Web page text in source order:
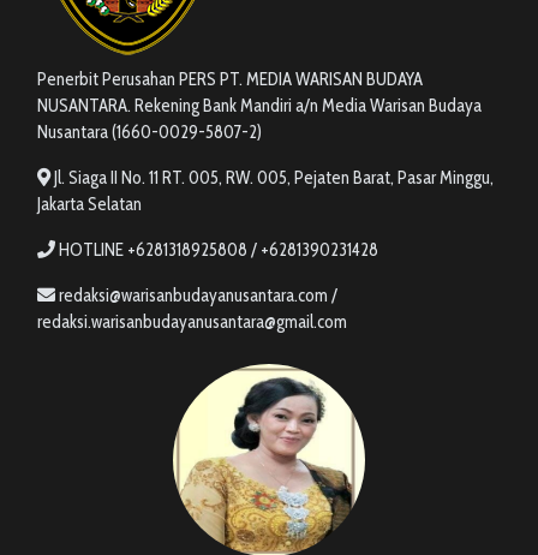
Penerbit Perusahan PERS PT. MEDIA WARISAN BUDAYA
NUSANTARA. Rekening Bank Mandiri a/n Media Warisan Budaya
Nusantara (1660-0029-5807-2)
Jl. Siaga II No. 11 RT. 005, RW. 005, Pejaten Barat, Pasar Minggu,
Jakarta Selatan
HOTLINE +6281318925808 / +6281390231428
redaksi@warisanbudayanusantara.com /
redaksi.warisanbudayanusantara@gmail.com